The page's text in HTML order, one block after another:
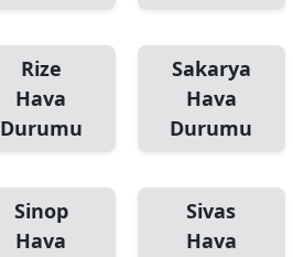
Rize
Hava
Durumu
Sakarya
Hava
Durumu
Sinop
Hava
Sivas
Hava